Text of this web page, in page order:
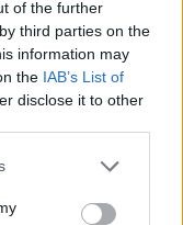
of the further
third parties on the
information may
the IAB’s List of
disclose it to other